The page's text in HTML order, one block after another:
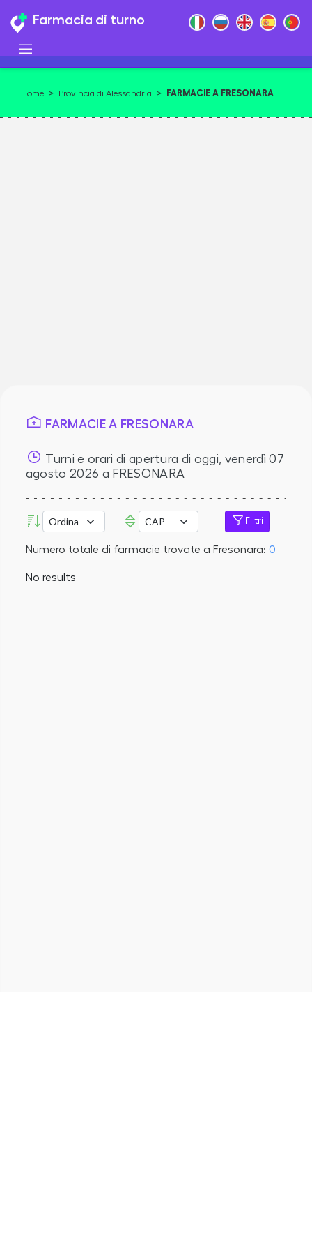
Farmacia di turno
Home > Provincia di Alessandria > FARMACIE A FRESONARA
FARMACIE A FRESONARA
Turni e orari di apertura di oggi, venerdì 07
agosto 2026 a FRESONARA
Filtri
Numero totale di farmacie trovate a Fresonara: 0
No results